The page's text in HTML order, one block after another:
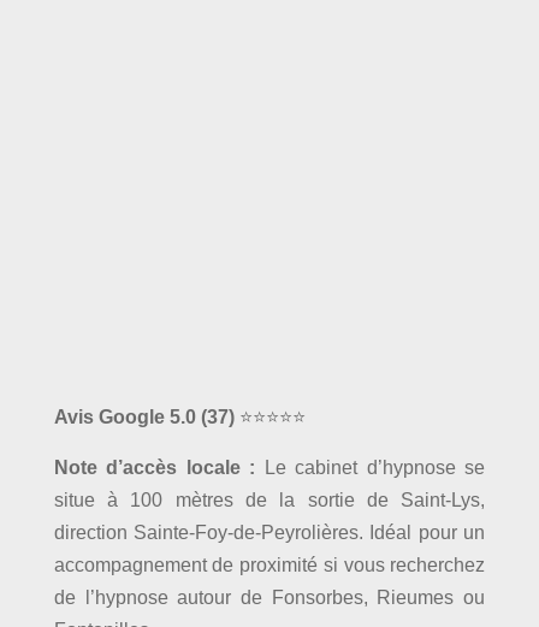
Avis Google 5.0 (37)⭐⭐⭐⭐⭐
Note d’accès locale : Le cabinet d’hypnose se
situe à 100 mètres de la sortie de Saint-Lys,
direction Sainte-Foy-de-Peyrolières. Idéal pour un
accompagnement de proximité si vous recherchez
de l’hypnose autour de Fonsorbes, Rieumes ou